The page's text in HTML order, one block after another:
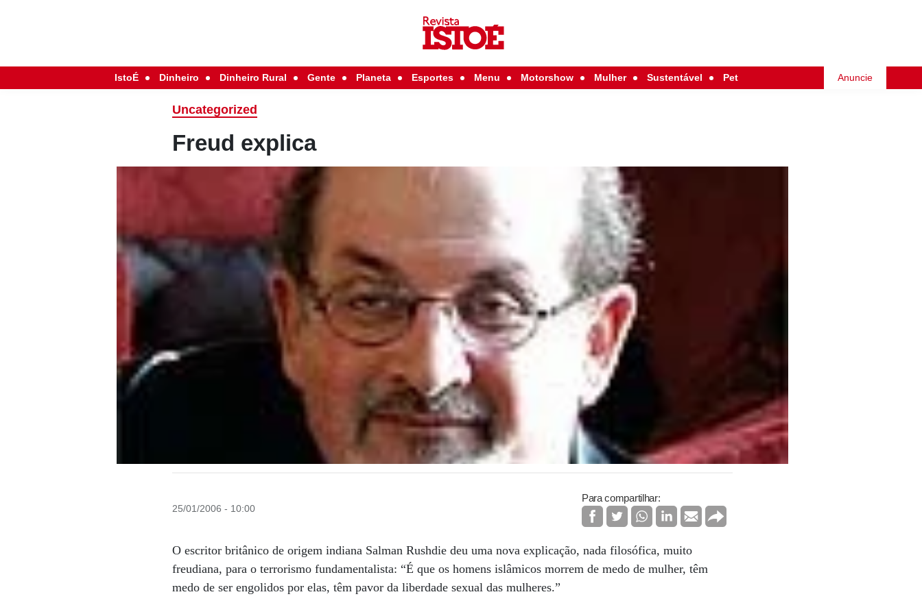
IstoÉ Dinheiro Dinheiro Rural Gente Planeta Esportes Menu Motorshow Mulher Sustentável Pet Anuncie
Uncategorized
Freud explica
25/01/2006 - 10:00
Para compartilhar:
O escritor britânico de origem indiana Salman Rushdie deu uma nova explicação, nada filosófica, muito
freudiana, para o terrorismo fundamentalista: “É que os homens islâmicos morrem de medo de mulher, têm
medo de ser engolidos por elas, têm pavor da liberdade sexual das mulheres.”